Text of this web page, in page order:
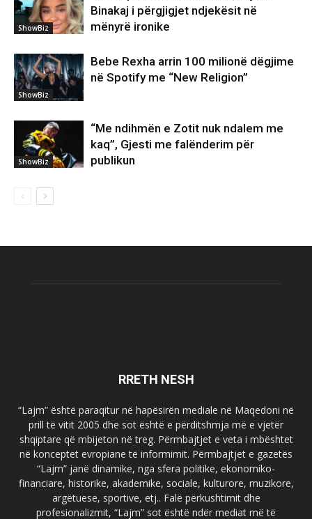
ShowBiz
Binakaj i përgjigjet ndjekësit në
mënyrë ironike
ShowBiz
Bebe Rexha arrin 100 milionë dëgjime
në Spotify me “New Religion”
ShowBiz
“Me ndihmën e Zotit nuk ndalem me
kaq”, Gjesti me falënderim për
publikun
RRETH NESH
“Lajm” është paraqitur në hapësirën mediale në Maqedoni në
prill të vitit 2005 dhe sot është e përditshmja më e vjetër
shqiptare që mbijeton në treg. Përmbajtjet e veta i mbështet
në konceptet evropiane të informimit. Përmbajtjet e gazetës
“Lajm” janë dinamike, nga sfera politike, ekonomiko-
financiare, historike, akademike, sociale, kulturore, muzikore,
argëtuese, sportive, etj.. Falë përkushtimit dhe
profesionalizmit, “Lajm” sot është ndër mediat më të